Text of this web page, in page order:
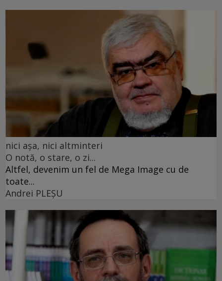
nici așa, nici altminteri
O notă, o stare, o zi...
Altfel, devenim un fel de Mega Image cu de
toate...
Andrei PLEŞU